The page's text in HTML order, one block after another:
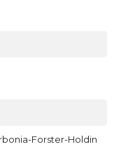
Forster-Holdin